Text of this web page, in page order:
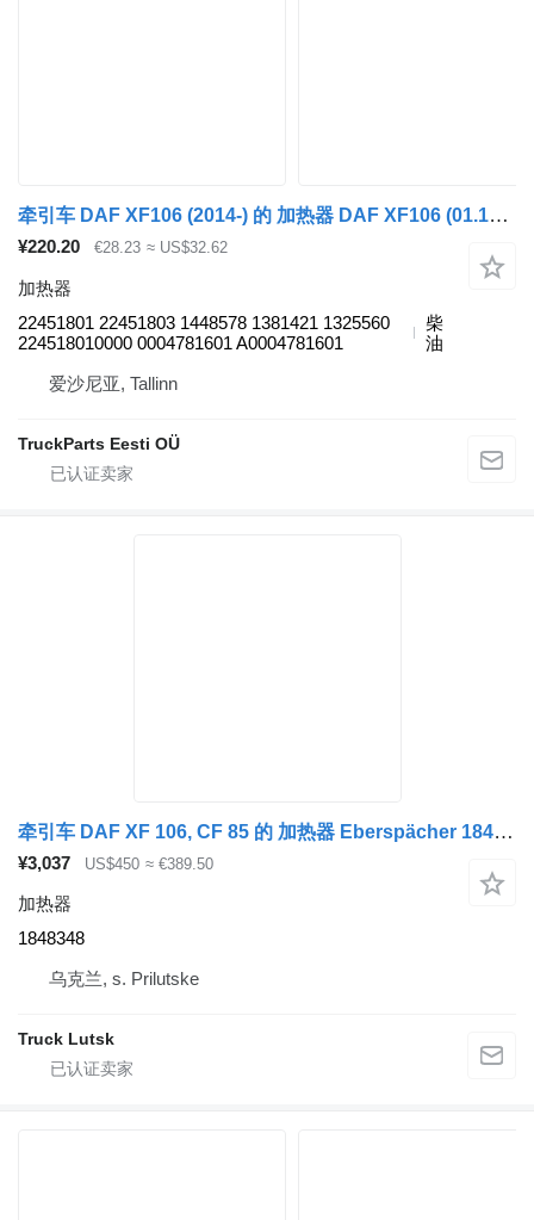
牵引车 DAF XF106 (2014-) 的 加热器 DAF XF106 (01.14-) 22451801
¥220.20 €28.23 ≈ US$32.62
加热器
22451801 22451803 1448578 1381421 1325560
224518010000 0004781601 A0004781601
柴
油
爱沙尼亚, Tallinn
TruckParts Eesti OÜ
牵引车 DAF XF 106, CF 85 的 加热器 Eberspächer 1848348
¥3,037 US$450 ≈ €389.50
加热器
1848348
乌克兰, s. Prilutske
Truck Lutsk